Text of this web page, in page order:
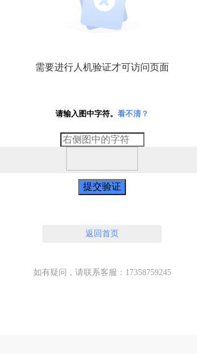
需要进行人机验证才可访问页面
请输入图中字符。 看不清？
提交验证
返回首页
如有疑问，请联系客服：17358759245